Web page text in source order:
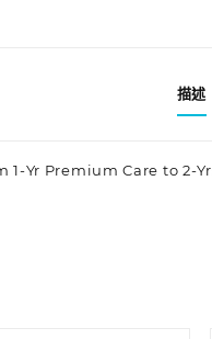
描述
1-Yr Premium Care to 2-